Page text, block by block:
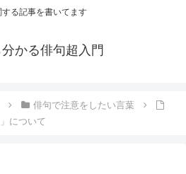
する記事を書いてます
かる俳句超入門
俳句で注意をしたい言葉
について